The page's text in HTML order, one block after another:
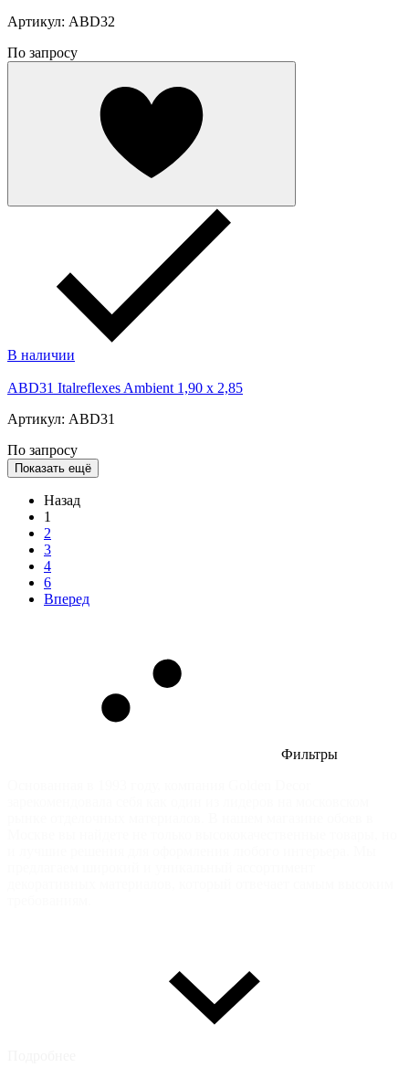
Артикул: ABD32
По запросу
В наличии
ABD31 Italreflexes Ambient 1,90 x 2,85
Артикул: ABD31
По запросу
Показать ещё
Назад
1
2
3
4
6
Вперед
Фильтры